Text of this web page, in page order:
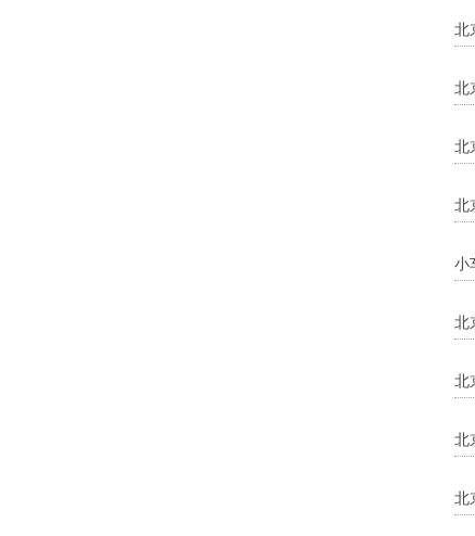
北
北
北
北
小
北
北
北
北